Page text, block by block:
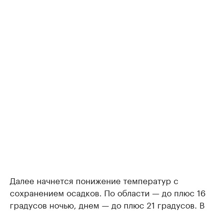
Далее начнется понижение температур с
сохранением осадков. По области — до плюс 16
градусов ночью, днем — до плюс 21 градусов. В